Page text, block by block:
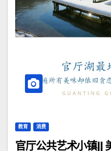
教育 消费
官厅公共艺术小镇||